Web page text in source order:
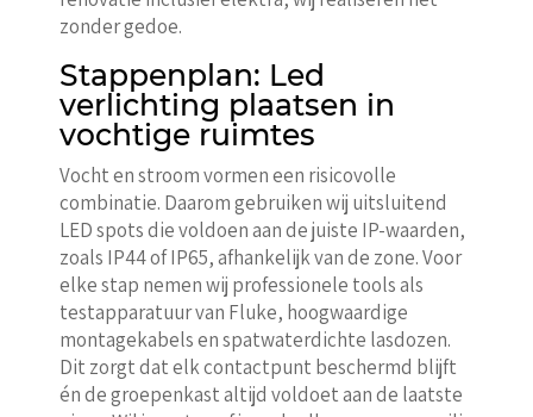
zonder gedoe.
Stappenplan: Led
verlichting plaatsen in
vochtige ruimtes
Vocht en stroom vormen een risicovolle
combinatie. Daarom gebruiken wij uitsluitend
LED spots die voldoen aan de juiste IP-waarden,
zoals IP44 of IP65, afhankelijk van de zone. Voor
elke stap nemen wij professionele tools als
testapparatuur van Fluke, hoogwaardige
montagekabels en spatwaterdichte lasdozen.
Dit zorgt dat elk contactpunt beschermd blijft
én de groepenkast altijd voldoet aan de laatste